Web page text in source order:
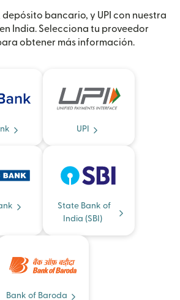
bancario, y UPI con nuestra
India. Selecciona tu proveedor
obtener más información.
UPI
State Bank of
India (SBI)
Bank of Baroda